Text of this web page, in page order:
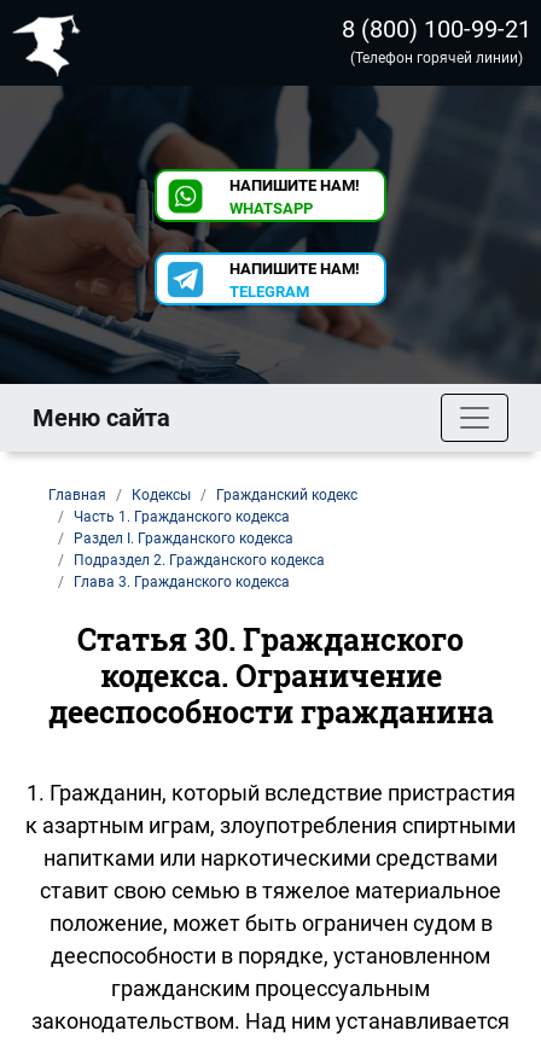
8 (800) 100-99-21
(Телефон горячей линии)
НАПИШИТЕ НАМ!
WHATSAPP
НАПИШИТЕ НАМ!
TELEGRAM
Меню сайта
Главная Кодексы
Гражданский кодекс
Часть 1. Гражданского кодекса
Раздел I. Гражданского кодекса
Подраздел 2. Гражданского кодекса
Глава 3. Гражданского кодекса
Статья 30. Гражданского
кодекса. Ограничение
дееспособности гражданина
1. Гражданин, который вследствие пристрастия
к азартным играм, злоупотребления спиртными
напитками или наркотическими средствами
ставит свою семью в тяжелое материальное
положение, может быть ограничен судом в
дееспособности в порядке, установленном
гражданским процессуальным
законодательством. Над ним устанавливается